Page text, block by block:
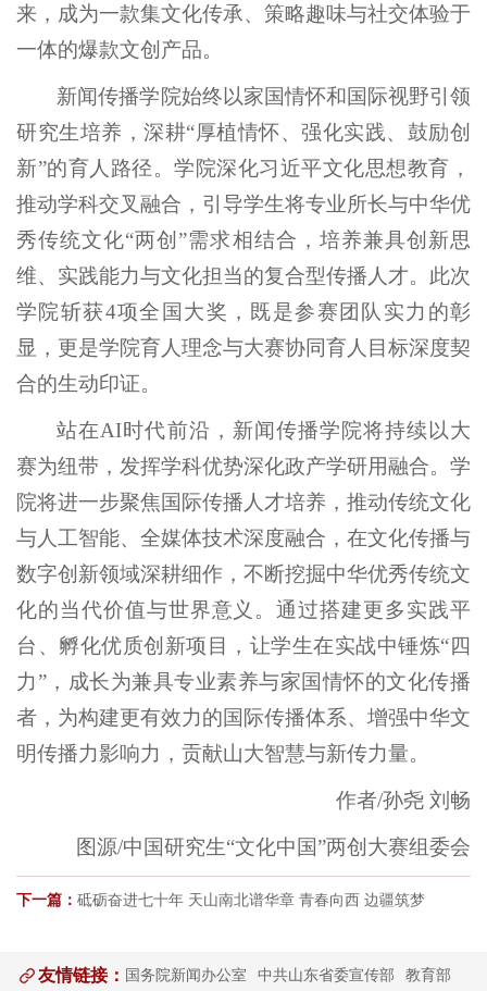
来，成为一款集文化传承、策略趣味与社交体验于
一体的爆款文创产品。
新闻传播学院始终以家国情怀和国际视野引领
研究生培养，深耕“厚植情怀、强化实践、鼓励创
新”的育人路径。学院深化习近平文化思想教育，
推动学科交叉融合，引导学生将专业所长与中华优
秀传统文化“两创”需求相结合，培养兼具创新思
维、实践能力与文化担当的复合型传播人才。此次
学院斩获4项全国大奖，既是参赛团队实力的彰
显，更是学院育人理念与大赛协同育人目标深度契
合的生动印证。
站在AI时代前沿，新闻传播学院将持续以大
赛为纽带，发挥学科优势深化政产学研用融合。学
院将进一步聚焦国际传播人才培养，推动传统文化
与人工智能、全媒体技术深度融合，在文化传播与
数字创新领域深耕细作，不断挖掘中华优秀传统文
化的当代价值与世界意义。通过搭建更多实践平
台、孵化优质创新项目，让学生在实战中锤炼“四
力”，成长为兼具专业素养与家国情怀的文化传播
者，为构建更有效力的国际传播体系、增强中华文
明传播力影响力，贡献山大智慧与新传力量。
作者/孙尧 刘畅
图源/中国研究生“文化中国”两创大赛组委会
下一篇： 砥砺奋进七十年 天山南北谱华章 青春向西 边疆筑梦
友情链接： 国务院新闻办公室 中共山东省委宣传部 教育部